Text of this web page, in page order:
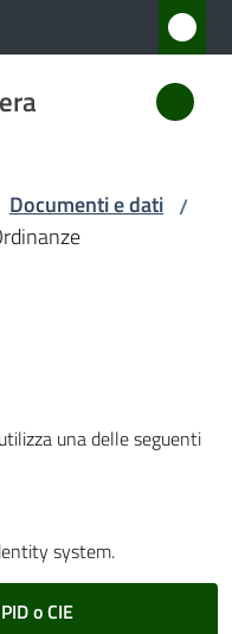
Documenti e dati /
una delle seguenti
system.
o CIE